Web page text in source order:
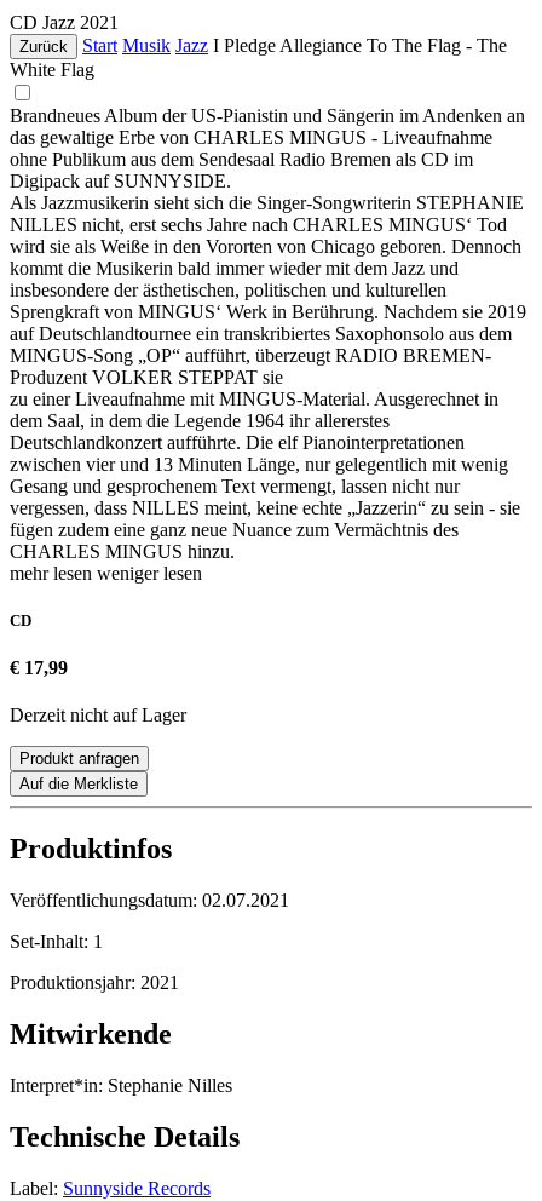
CD Jazz 2021
Zurück Start Musik Jazz I Pledge Allegiance To The Flag - The
White Flag
Brandneues Album der US-Pianistin und Sängerin im Andenken an
das gewaltige Erbe von CHARLES MINGUS - Liveaufnahme
ohne Publikum aus dem Sendesaal Radio Bremen als CD im
Digipack auf SUNNYSIDE.
Als Jazzmusikerin sieht sich die Singer-Songwriterin STEPHANIE
NILLES nicht, erst sechs Jahre nach CHARLES MINGUS‘ Tod
wird sie als Weiße in den Vororten von Chicago geboren. Dennoch
kommt die Musikerin bald immer wieder mit dem Jazz und
insbesondere der ästhetischen, politischen und kulturellen
Sprengkraft von MINGUS‘ Werk in Berührung. Nachdem sie 2019
auf Deutschlandtournee ein transkribiertes Saxophonsolo aus dem
MINGUS-Song „OP“ aufführt, überzeugt RADIO BREMEN-
Produzent VOLKER STEPPAT sie
zu einer Liveaufnahme mit MINGUS-Material. Ausgerechnet in
dem Saal, in dem die Legende 1964 ihr allererstes
Deutschlandkonzert aufführte. Die elf Pianointerpretationen
zwischen vier und 13 Minuten Länge, nur gelegentlich mit wenig
Gesang und gesprochenem Text vermengt, lassen nicht nur
vergessen, dass NILLES meint, keine echte „Jazzerin“ zu sein - sie
fügen zudem eine ganz neue Nuance zum Vermächtnis des
CHARLES MINGUS hinzu.
mehr lesen weniger lesen
CD
€ 17,99
Derzeit nicht auf Lager
Produkt anfragen
Auf die Merkliste
Produktinfos
Veröffentlichungsdatum: 02.07.2021
Set-Inhalt: 1
Produktionsjahr: 2021
Mitwirkende
Interpret*in: Stephanie Nilles
Technische Details
Label: Sunnyside Records